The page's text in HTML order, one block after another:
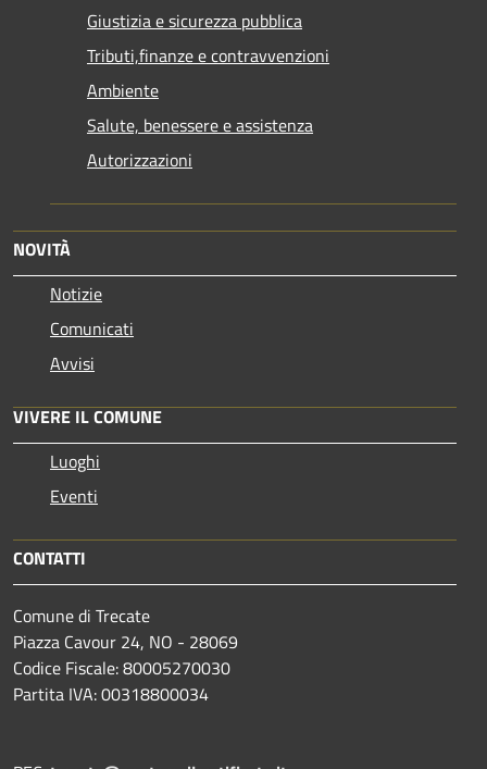
Giustizia e sicurezza pubblica
Tributi,finanze e contravvenzioni
Ambiente
Salute, benessere e assistenza
Autorizzazioni
NOVITÀ
Notizie
Comunicati
Avvisi
VIVERE IL COMUNE
Luoghi
Eventi
CONTATTI
Comune di Trecate
Piazza Cavour 24, NO - 28069
Codice Fiscale: 80005270030
Partita IVA: 00318800034